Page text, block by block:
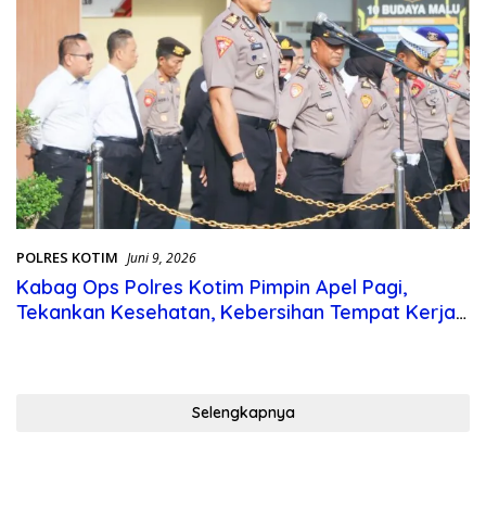
POLRES KOTIM Juni 9, 2026
Kabag Ops Polres Kotim Pimpin Apel Pagi,
Tekankan Kesehatan, Kebersihan Tempat Kerja,
Selengkapnya